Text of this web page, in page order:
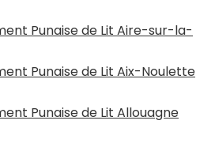
Punaise de Lit Aire-sur-la-
Punaise de Lit Aix-Noulette
Punaise de Lit Allouagne